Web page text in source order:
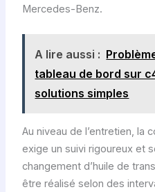
Mercedes-Benz.
A lire aussi :
tableau de bord sur
solutions simples
Au niveau de l’entretien, la
exige un suivi rigoureux et
changement d’huile de
être réalisé selon des